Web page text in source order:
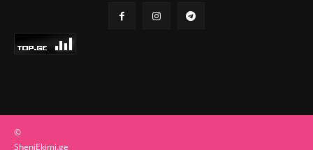
©
SheniEkimi.ge